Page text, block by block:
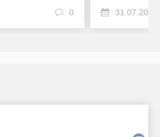
0 31.07.2026